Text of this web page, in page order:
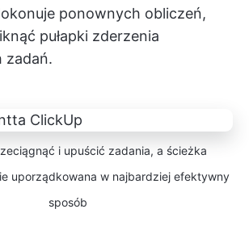
ponownych obliczeń,
pułapki zderzenia
zadań.
i upuścić zadania, a ścieżka
uporządkowana w najbardziej efektywny
sposób